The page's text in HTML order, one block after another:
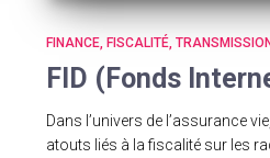
FINANCE FISCALITÉ TRANSMISSION
FID (Fonds
Dans l’univers de l’assurance
atouts liés à la fiscalité sur les